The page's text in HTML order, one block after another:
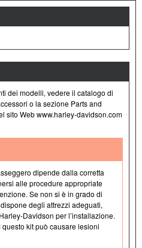
dei modelli, vedere il catalogo di
o la sezione Parts and
sito Web www.harley-davidson.com
dipende dalla corretta
alle procedure appropriate
Se non si è in grado di
degli attrezzi adeguati,
Davidson per l’installazione.
kit può causare lesioni